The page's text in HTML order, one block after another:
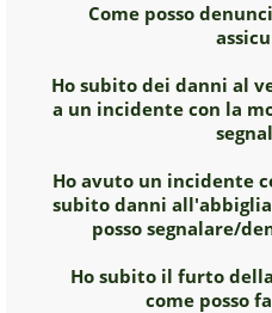
Come posso
Ho subito dei danni al
a un incidente con la
Ho avuto un incidente
subito danni
posso segnalare/
Ho subito il furto
come posso